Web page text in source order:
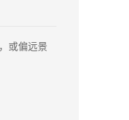
或偏远景